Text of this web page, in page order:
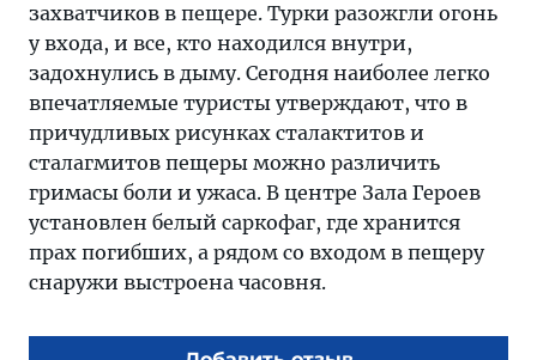
захватчиков в пещере. Турки разожгли огонь
у входа, и все, кто находился внутри,
задохнулись в дыму. Сегодня наиболее легко
впечатляемые туристы утверждают, что в
причудливых рисунках сталактитов и
сталагмитов пещеры можно различить
гримасы боли и ужаса. В центре Зала Героев
установлен белый саркофаг, где хранится
прах погибших, а рядом со входом в пещеру
снаружи выстроена часовня.